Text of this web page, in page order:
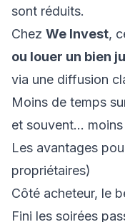
sont réduits.
Chez We Invest,
ou louer un bien
via une diffusion
Moins de temps
et souvent…
Les avantages
propriétaires)
Côté acheteur, le
Fini les soirées